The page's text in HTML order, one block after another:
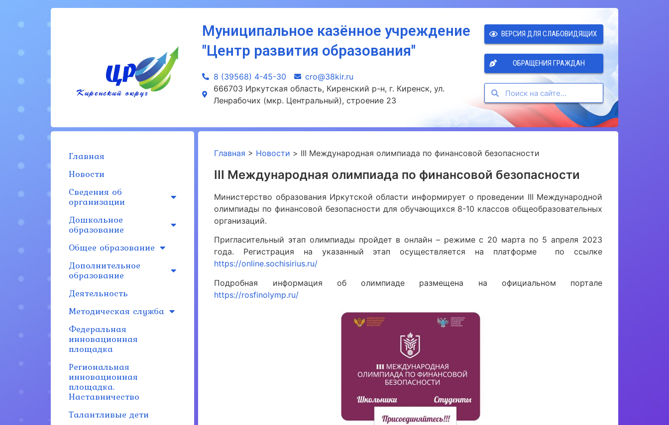
Муниципальное казённое учреждение
"Центр развития образования"
8 (39568) 4-45-30
сro@38kir.ru
666703 Иркутская область, Киренский р-н, г. Киренск, ул.
Ленрабочих (мкр. Центральный), строение 23
ВЕРСИЯ ДЛЯ СЛАБОВИДЯЩИХ
ОБРАЩЕНИЯ ГРАЖДАН
Главная
Новости
Сведения об
организации
Дошкольное
образование
Общее образование
Дополнительное
образование
Деятельность
Методическая служба
Федеральная
инновационная
площадка
Региональная
инновационная
площадка.
Наставничество
Талантливые дети
Главная > Новости > III Международная олимпиада по финансовой безопасности
III Международная олимпиада по финансовой безопасности
Министерство образования Иркутской области информирует о проведении III Международной
олимпиады по финансовой безопасности для обучающихся 8-10 классов общеобразовательных
организаций.
Пригласительный этап олимпиады пройдет в онлайн – режиме с 20 марта по 5 апреля 2023
года. Регистрация на указанный этап осуществляется на платформе по ссылке
https://online.sochisirius.ru/
Подробная информация об олимпиаде размещена на официальном портале
https://rosfinolymp.ru/